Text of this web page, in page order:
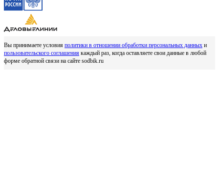
Вы принимаете условия политики в отношении обработки персональных данных и
пользовательского соглашения каждый раз, когда оставляете свои данные в любой
форме обратной связи на сайте sodbik.ru